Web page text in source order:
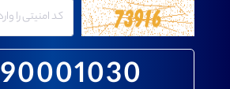
90001030